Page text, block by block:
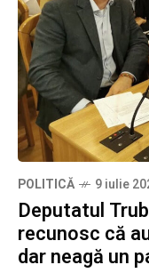
POLITICĂ 9 iulie
Deputatul
recunosc că
dar neagă un